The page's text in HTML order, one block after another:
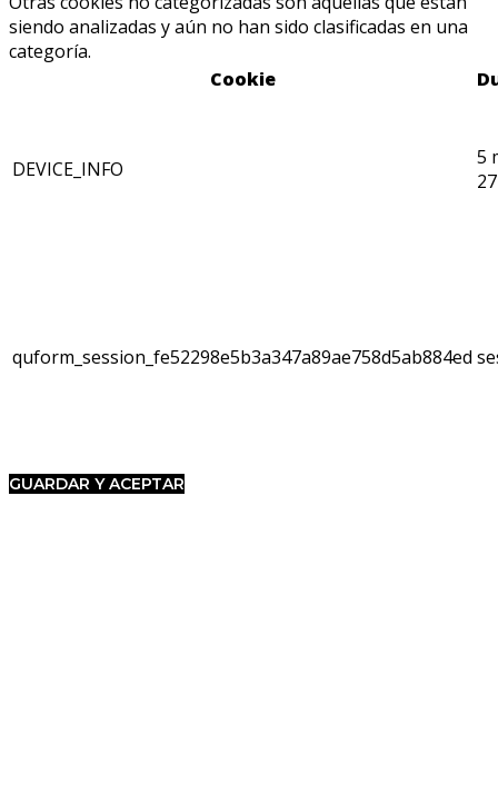
siendo analizadas y aún no han sido clasificadas en una
categoría.
Cookie
DEVICE_INFO
5
quform_session_fe52298e5b3a347a89ae758d5ab884ed
GUARDAR Y ACEPTAR